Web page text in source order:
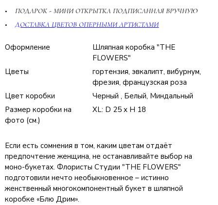
ПОДАРОК - МИНИ ОТКРЫТКА ПОДПИСАННАЯ ВРУЧНУЮ
ДОСТАВКА ЦВЕТОВ ОПЕРНЫМИ АРТИСТАМИ
Оформление
Шляпная коробка "THE
FLOWERS"
Цветы
гортензия, эвкалипт, вибурнум,
фрезия, французская роза
Цвет коробки
Черный , Белый, Миндальный
Размер коробки на
фото (см.)
XL: D 25 x H 18
Если есть сомнения в том, каким цветам отдаёт
предпочтение женщина, не останавливайте выбор на
моно-букетах. Флористы Студии "THE FLOWERS"
подготовили нечто необыкновенное – истинно
женственный многокомпонентный букет в шляпной
коробке «Блю Дрим».